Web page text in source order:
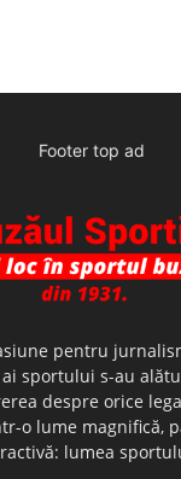
Footer top ad
pentru
sportului s-au
despre orice
o lume magnifică,
lumea